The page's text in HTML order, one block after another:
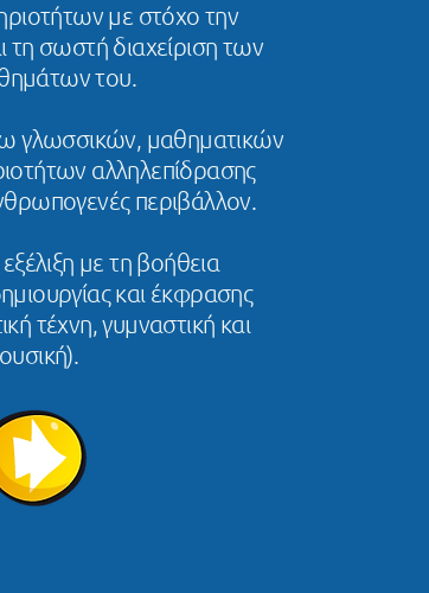
με στόχο την
τη σωστή διαχείριση των
του.
γλωσσικών, μαθηματικών
αλληλεπίδρασης
περιβάλλον.
με τη βοήθεια
και έκφρασης
τέχνη, γυμναστική και